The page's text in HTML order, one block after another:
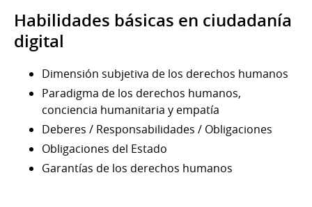
Habilidades básicas en ciudadanía
digital
Dimensión subjetiva de los derechos humanos
Paradigma de los derechos humanos,
conciencia humanitaria y empatía
Deberes / Responsabilidades / Obligaciones
Obligaciones del Estado
Garantías de los derechos humanos